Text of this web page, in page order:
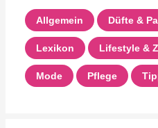
Allgemein Düfte &
Lexikon Lifestyle &
Mode Pflege